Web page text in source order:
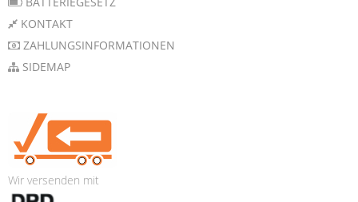
KONTAKT
ZAHLUNGSINFORMATIONEN
SIDEMAP
Wir versenden mit